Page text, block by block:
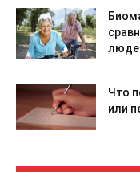
Что
или